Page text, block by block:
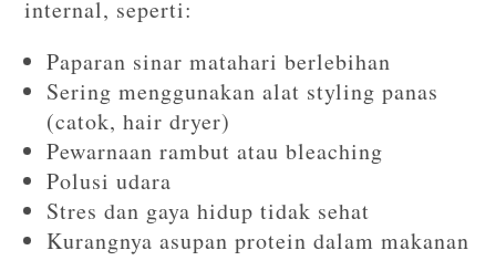
internal, seperti:
Paparan sinar matahari berlebihan
Sering menggunakan alat styling panas
(catok, hair dryer)
Pewarnaan rambut atau bleaching
Polusi udara
Stres dan gaya hidup tidak sehat
Kurangnya asupan protein dalam makanan